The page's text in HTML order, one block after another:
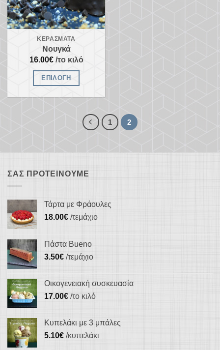
ΚΕΡΆΣΜΑΤΑ
Νουγκά
16.00€/το κιλό
ΕΠΙΛΟΓΉ
παραλλαγές.
επιλογές
να
επιλεγούν
σελίδα
προϊόντος
1 2
ΣΑΣ ΠΡΟΤΕΊΝΟΥΜΕ
Τάρτα με Φράουλες
18.00€ /τεμάχιο
Πάστα Bueno
3.50€ /τεμάχιο
Οικογενειακή συσκευασία
17.00€ /το κιλό
Κυπελάκι με 3 μπάλες
5.10€ /κυπελάκι